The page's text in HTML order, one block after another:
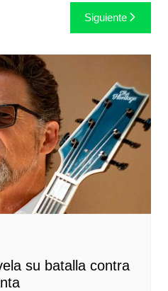
Siguiente
su batalla contra